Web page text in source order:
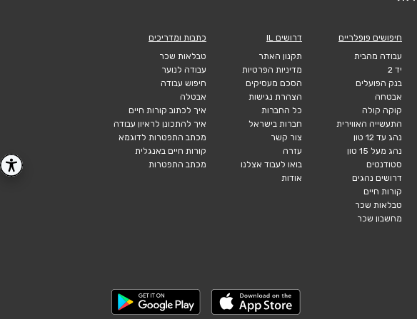
חיפושים פופלריים
עבודה מהבית
יד 2
בנק הפועלים
אבטחה
קוקה קולה
התעשייה האווירית
נהג עד 12 טון
נהג מעל 15 טון
סטודנטים
דרושים נהגים
קורות חיים
טבלאות שכר
מחשבון שכר
דרושים IL
תקנון האתר
מדיניות הפרטיות
הסכם מעסיקים
הצהרת נגישות
כל החברות
חברות בישראל
צור קשר
עזרה
בואו לעבוד אצלנו
אודות
כתבות ומדריכים
טבלאות שכר
עבודה לנוער
חיפוש עבודה
אבטלה
איך לכתוב קורות חיים
איך להתכונן לראיון עבודה
מכתב התפטרות לדוגמא
קורות חיים באנגלית
מכתב התפטרות